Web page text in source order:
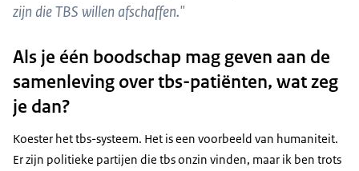
zijn die TBS willen afschaffen."
Als je één boodschap mag geven aan de
samenleving over tbs-patiënten, wat zeg
je dan?
Koester het tbs-systeem. Het is een voorbeeld van humaniteit.
Er zijn politieke partijen die tbs onzin vinden, maar ik ben trots